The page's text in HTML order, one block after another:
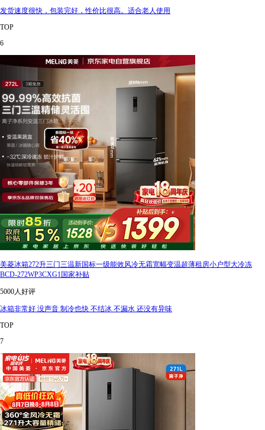
发货速度很快，包装完好，性价比很高。适合老人使用
TOP
6
美菱冰箱272升三门三温新国标一级能效风冷无霜宽幅变温超薄租房小户型大冷冻
BCD-272WP3CXG1国家补贴
5000人好评
冰箱非常好 没声音 制冷也快 不结冰 不漏水 还没有异味
TOP
7